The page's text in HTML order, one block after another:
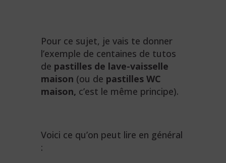
Pour ce sujet, je vais te donner
l’exemple de centaines de tutos
de pastilles de lave-vaisselle
maison (ou de pastilles WC
maison, c’est le même principe).
Voici ce qu’on peut lire en général
: